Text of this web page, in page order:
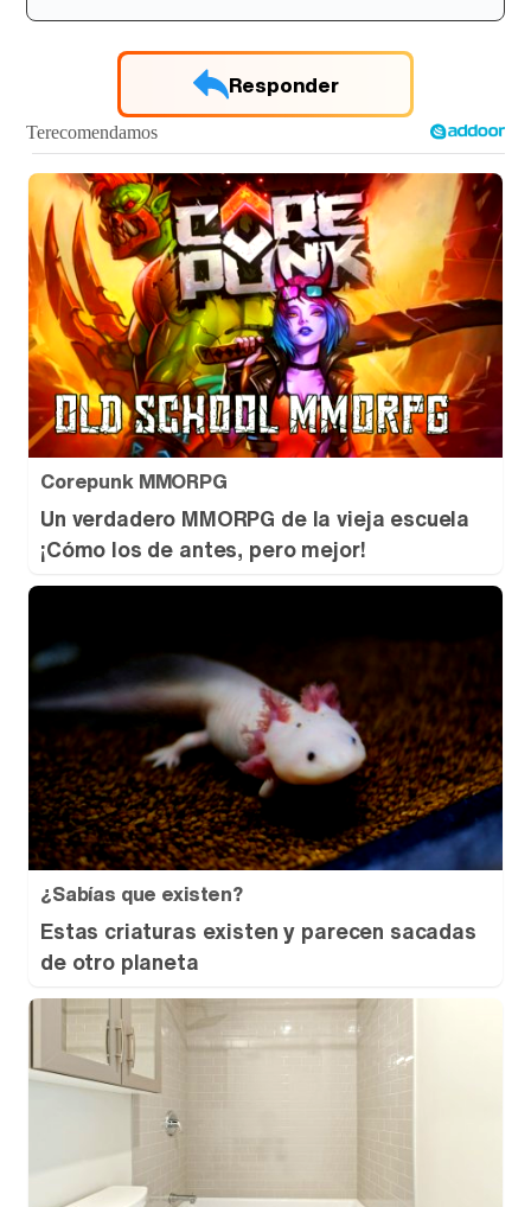
Responder
Corepunk MMORPG
Un verdadero MMORPG de la vieja escuela
¡Cómo los de antes, pero mejor!
¿Sabías que existen?
Estas criaturas existen y parecen sacadas
de otro planeta